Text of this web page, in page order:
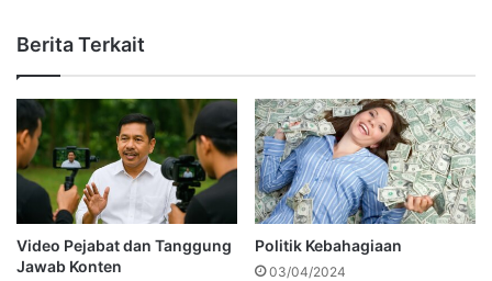
Berita Terkait
Video Pejabat dan Tanggung
Jawab Konten
Politik Kebahagiaan
03/04/2024